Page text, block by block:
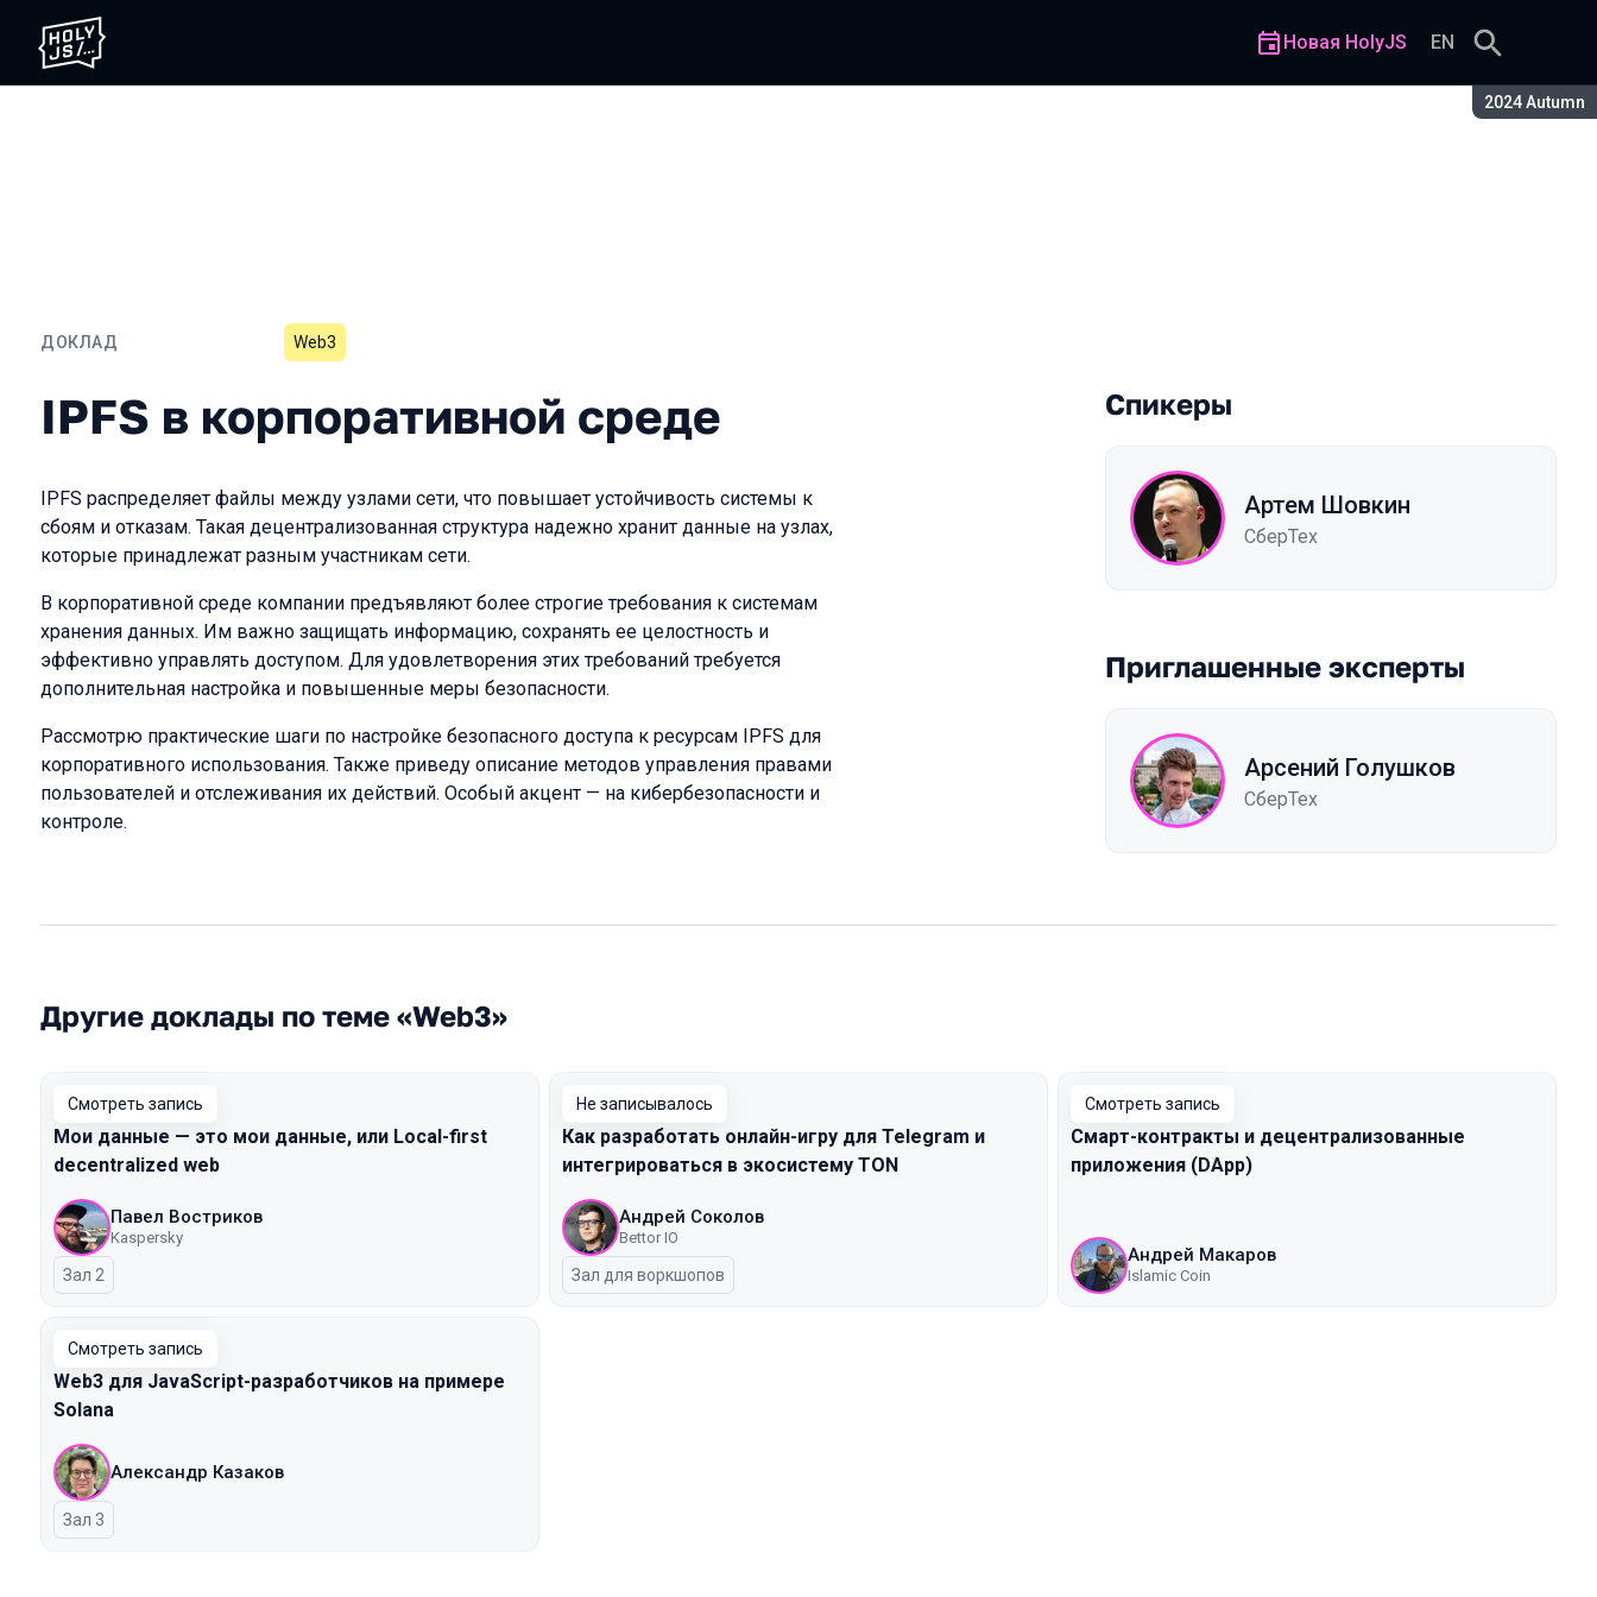
Сезон:
2024 Autumn
Новая HolyJS EN
ДОКЛАД
IPFS в корпоративной среде
Web3
IPFS в корпоративной среде
IPFS распределяет файлы между узлами сети, что повышает устойчивость системы к
сбоям и отказам. Такая децентрализованная структура надежно хранит данные на узлах,
которые принадлежат разным участникам сети.
В корпоративной среде компании предъявляют более строгие требования к системам
хранения данных. Им важно защищать информацию, сохранять ее целостность и
эффективно управлять доступом. Для удовлетворения этих требований требуется
дополнительная настройка и повышенные меры безопасности.
Рассмотрю практические шаги по настройке безопасного доступа к ресурсам IPFS для
корпоративного использования. Также приведу описание методов управления правами
пользователей и отслеживания их действий. Особый акцент — на кибербезопасности и
контроле.
Спикеры
Артем Шовкин
СберТех
Приглашенные эксперты
Арсений Голушков
СберТех
Другие доклады по теме «Web3»
Смотреть запись
Мои данные — это мои данные, или Local-first
decentralized web
Павел Востриков
Kaspersky
Зал 2
Не записывалось
Как разработать онлайн-игру для Telegram и
интегрироваться в экосистему TON
Андрей Соколов
Bettor IO
Зал для воркшопов
Смотреть запись
Смарт-контракты и децентрализованные
приложения (DApp)
Андрей Макаров
Islamic Coin
Смотреть запись
Web3 для JavaScript-разработчиков на примере
Solana
Александр Казаков
Зал 3